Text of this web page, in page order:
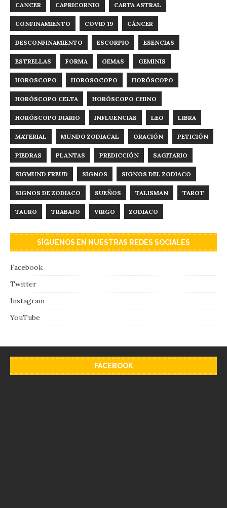
CANCER CAPRICORNIO CARTA ASTRAL
CONFINAMIENTO COVID 19 CÁNCER
DESCONFINAMIENTO ESCORPIO ESENCIAS
ESTRELLAS FORMA GEMAS GEMINIS
HOROSCOPO HOROSOCOPO HORÓSCOPO
HORÓSCOPO CELTA HORÓSCOPO CHINO
HORÓSCOPO DIARIO INFLUENCIAS LEO LIBRA
MATERIAL MUNDO ZODIACAL ORACIÓN PETICIÓN
PIEDRAS PLANTAS PREDICCIÓN SAGITARIO
SIGMUND FREUD SIGNOS SIGNOS DEL ZODIACO
SIGNOS DE ZODIACO SUEÑOS TALISMAN TAROT
TAURO TRABAJO VIRGO ZODIACO
SÍGUENOS EN NUESTRAS REDES SOCIALES
Facebook
Twitter
Instagram
YouTube
FACEBOOK